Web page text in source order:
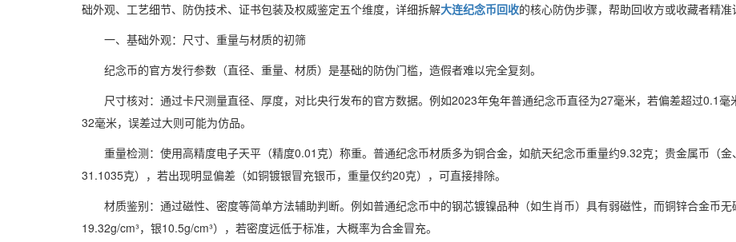
础外观、工艺细节、防伪技术、证书包装及权威鉴定五个维度，详细拆解大连纪念币回收的核心防伪步骤，帮助回收方或收藏者精准
一、基础外观：尺寸、重量与材质的初筛
纪念币的官方发行参数（直径、重量、材质）是基础的防伪门槛，造假者难以完全复刻。
尺寸核对：通过卡尺测量直径、厚度，对比央行发布的官方数据。例如2023年兔年普通纪念币直径为27毫米，若偏差超过0.1
32毫米，误差过大则可能为仿品。
重量检测：使用高精度电子天平（精度0.01克）称重。普通纪念币材质多为铜合金，如航天纪念币重量约9.32克；贵金属币（
31.1035克），若出现明显偏差（如铜镀银冒充银币，重量仅约20克），可直接排除。
材质鉴别：通过磁性、密度等简单方法辅助判断。例如普通纪念币中的钢芯镀镍品种（如生肖币）具有弱磁性，而铜锌合金币
19.32g/cm³，银10.5g/cm³），若密度远低于标准，大概率为合金冒充。